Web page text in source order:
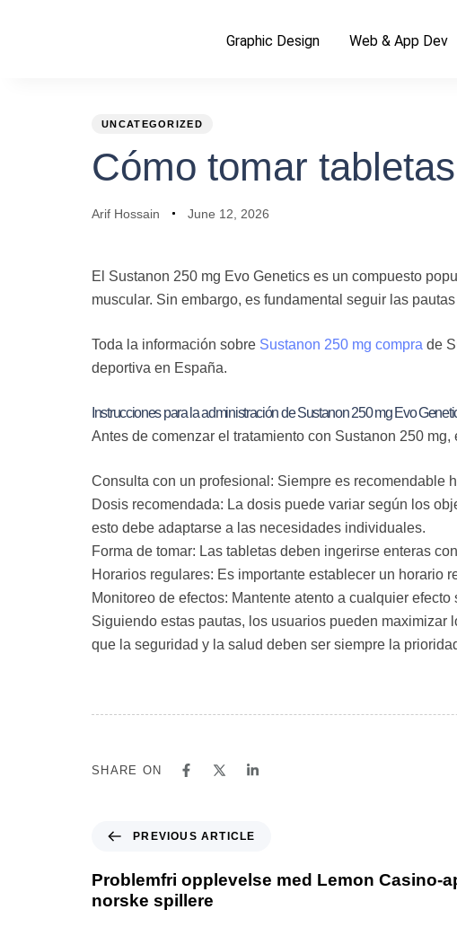
Graphic Design Web & App Dev
UNCATEGORIZED
Cómo tomar
Arif Hossain June 12, 2026
El Sustanon 250 mg Evo Genetics es un compuesto
muscular. Sin embargo, es fundamental seguir las
Toda la información sobre Sustanon 250 mg compra de
deportiva en España.
Instrucciones para la administración de Sustanon 250 mg Evo
Antes de comenzar el tratamiento con Sustanon 250
Consulta con un profesional: Siempre es recomendable
Dosis recomendada: La dosis puede variar según los
esto debe adaptarse a las necesidades individuales.
Forma de tomar: Las tabletas deben ingerirse enteras
Horarios regulares: Es importante establecer un horario
Monitoreo de efectos: Mantente atento a cualquier
Siguiendo estas pautas, los usuarios pueden
que la seguridad y la salud deben ser siempre la
SHARE ON
PREVIOUS ARTICLE
Problemfri opplevelse med Lemon Casino-
norske spillere